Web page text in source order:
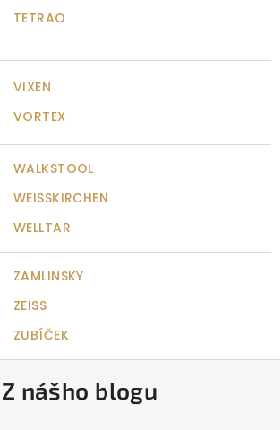
TETRAO
VIXEN
VORTEX
WALKSTOOL
WEISSKIRCHEN
WELLTAR
ZAMLINSKY
ZEISS
ZUBÍČEK
Z nášho blogu